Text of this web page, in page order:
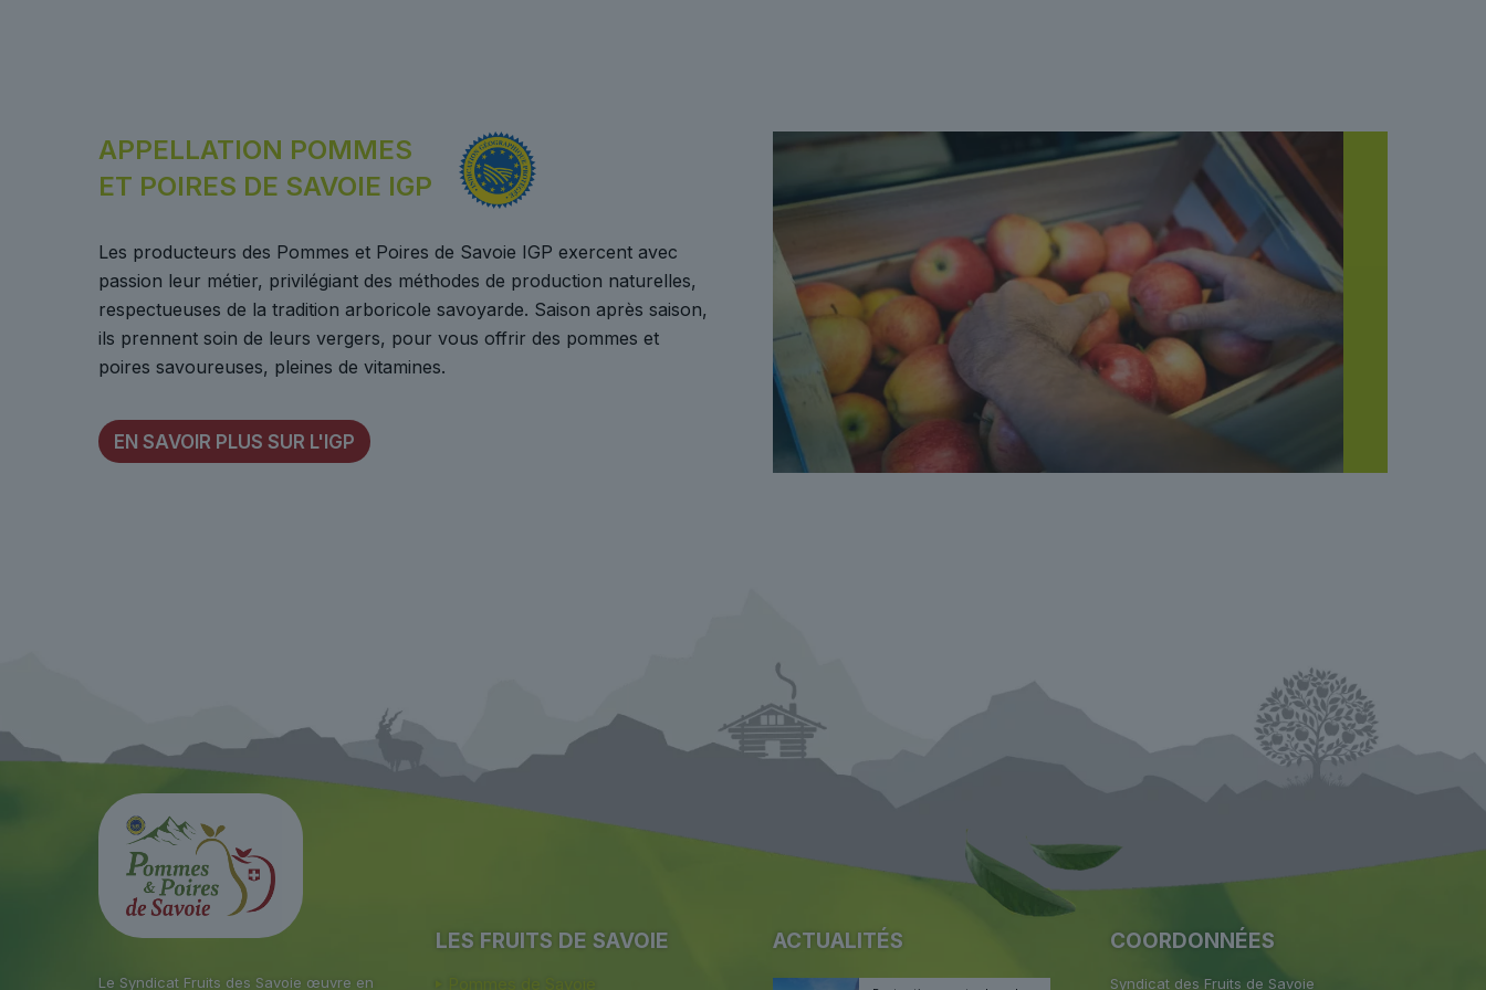
APPELLATION POMMES
ET POIRES DE SAVOIE IGP
Les producteurs des Pommes et Poires de Savoie IGP exercent avec
passion leur métier, privilégiant des méthodes de production naturelles,
respectueuses de la tradition arboricole savoyarde. Saison après saison,
ils prennent soin de leurs vergers, pour vous offrir des pommes et
poires savoureuses, pleines de vitamines.
EN SAVOIR PLUS SUR L'IGP
Le Syndicat Fruits des Savoie œuvre en
LES FRUITS DE SAVOIE ACTUALITÉS COORDONNÉES
Syndicat des Fruits de Savoie